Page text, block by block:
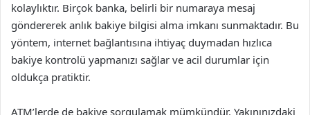
kolaylıktır. Birçok banka, belirli bir numaraya mesaj
göndererek anlık bakiye bilgisi alma imkanı sunmaktadır. Bu
yöntem, internet bağlantısına ihtiyaç duymadan hızlıca
bakiye kontrolü yapmanızı sağlar ve acil durumlar için
oldukça pratiktir.
ATM’lerde de bakiye sorgulamak mümkündür. Yakınınızdaki